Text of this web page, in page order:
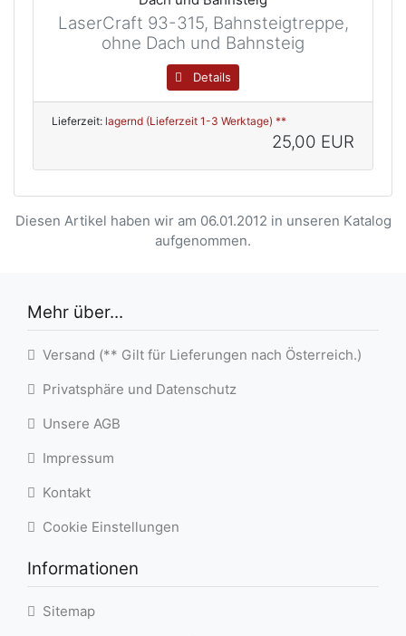
LaserCraft 93-315, Bahnsteigtreppe,
ohne Dach und Bahnsteig
Details
Lieferzeit: lagernd (Lieferzeit 1-3 Werktage) **
25,00 EUR
Diesen Artikel haben wir am 06.01.2012 in unseren Katalog
aufgenommen.
Mehr über...
Versand (** Gilt für Lieferungen nach Österreich.)
Privatsphäre und Datenschutz
Unsere AGB
Impressum
Kontakt
Cookie Einstellungen
Informationen
Sitemap